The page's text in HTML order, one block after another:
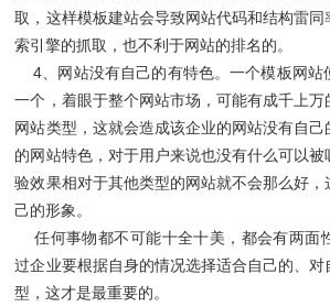
取，这样模板建站会导致网站代码和结构雷
索引擎的抓取，也不利于网站的排名的。
4、网站没有自己的有特色。一个模板网站
一个，着眼于整个网站市场，可能有成千上
网站类型，这就会造成该企业的网站没有自
的网站特色，对于用户来说也没有什么可以
验效果相对于其他类型的网站就不会那么好，
己的形象。
任何事物都不可能十全十美，都会有两面
过企业要根据自身的情况选择适合自己的、
型，这才是最重要的。